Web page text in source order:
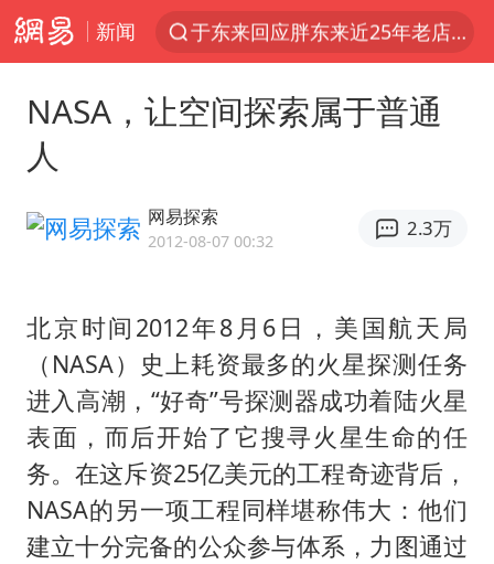
新闻
上半年我国经营主体结构持续优化
陈幸同2比4张本美和 国乒双线丢冠
新疆一婚礼线上邀请引热议
上门女婿出轨女邻居多年被判重婚罪
香港刷新1884年以来最高气温纪录
国足U17与阿森纳决赛取消 并列冠军
构建更高水平的全民健身公共服务体系
世界第1特鲁姆普斯诺克中国赛一轮游
云南一男子胃中取出180颗铁钉
NASA，让空间探索属于普通
人
网易探索
2012-08-07 00:32
2.3万
北京时间2012年8月6日，美国航天局
（NASA）史上耗资最多的火星探测任务
进入高潮，“好奇”号探测器成功着陆火星
表面，而后开始了它搜寻火星生命的任
务。在这斥资25亿美元的工程奇迹背后，
NASA的另一项工程同样堪称伟大：他们
建立十分完备的公众参与体系，力图通过